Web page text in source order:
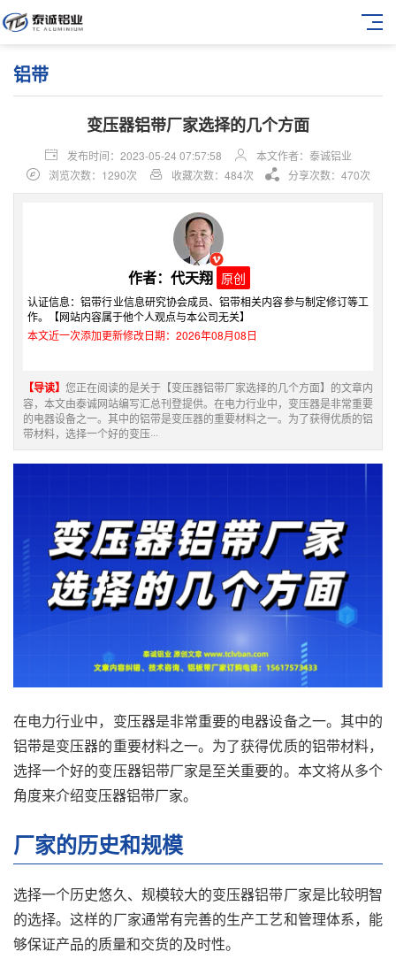
铝带
变压器铝带厂家选择的几个方面
发布时间：2023-05-24 07:57:58
本文作者：泰诚铝业
浏览次数：1290次
收藏次数：484次 分享次数：470次
作者：代天翔 原创
认证信息：铝带行业信息研究协会成员、铝带相关内容参与制定修订等工
作。【网站内容属于他个人观点与本公司无关】
本文近一次添加更新修改日期：2026年08月08日
【导读】 您正在阅读的是关于【变压器铝带厂家选择的几个方面】的文章内
容，本文由泰诚网站编写汇总刊登提供。在电力行业中，变压器是非常重要
的电器设备之一。其中的铝带是变压器的重要材料之一。为了获得优质的铝
带材料，选择一个好的变压···
在电力行业中，变压器是非常重要的电器设备之一。其中的
铝带是变压器的重要材料之一。为了获得优质的铝带材料，
选择一个好的变压器铝带厂家是至关重要的。本文将从多个
角度来介绍变压器铝带厂家。
厂家的历史和规模
选择一个历史悠久、规模较大的变压器铝带厂家是比较明智
的选择。这样的厂家通常有完善的生产工艺和管理体系，能
够保证产品的质量和交货的及时性。